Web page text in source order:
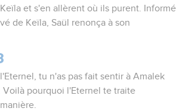
et s'en allèrent où ils purent. Informé
de Keïla, Saül renonça à son
tu n'as pas fait sentir à Amalek
Voilà pourquoi l'Eternel te traite